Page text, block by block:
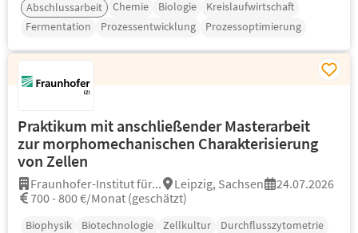
Abschlussarbeit Chemie Biologie
Kreislaufwirtschaft
Fermentation
Prozessentwicklung Prozessoptimierung
Praktikum mit anschließender Masterarbeit
zur morphomechanischen Charakterisierung
von Zellen
Fraunhofer-Institut für... Leipzig, Sachsen
24.07.2026
700 - 800 €/Monat (geschätzt)
Biophysik Biotechnologie Zellkultur
Durchflusszytometrie